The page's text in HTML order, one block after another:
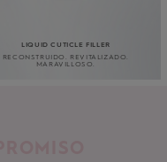
LIQUID CUTICLE FILLER
RECONSTRUIDO. REVITALIZADO.
MARAVILLOSO.